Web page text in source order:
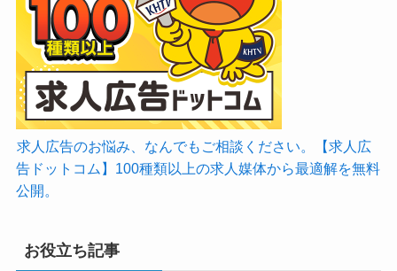
求人広告のお悩み、なんでもご相談ください。【求人広
告ドットコム】100種類以上の求人媒体から最適解を無料
公開。
お役立ち記事